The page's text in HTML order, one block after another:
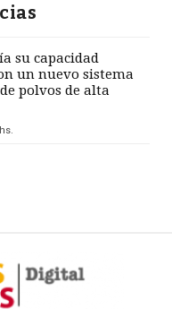
su capacidad
un nuevo sistema
polvos de alta